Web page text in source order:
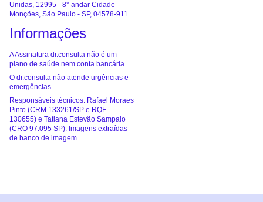
Unidas, 12995 - 8° andar Cidade
Monções, São Paulo - SP, 04578-911
Informações
A Assinatura dr.consulta não é um
plano de saúde nem conta bancária.
O dr.consulta não atende urgências e
emergências.
Responsáveis técnicos: Rafael Moraes
Pinto (CRM 133261/SP e RQE
130655) e Tatiana Estevão Sampaio
(CRO 97.095 SP). Imagens extraídas
de banco de imagem.